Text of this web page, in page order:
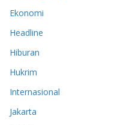
Ekonomi
Headline
Hiburan
Hukrim
Internasional
Jakarta